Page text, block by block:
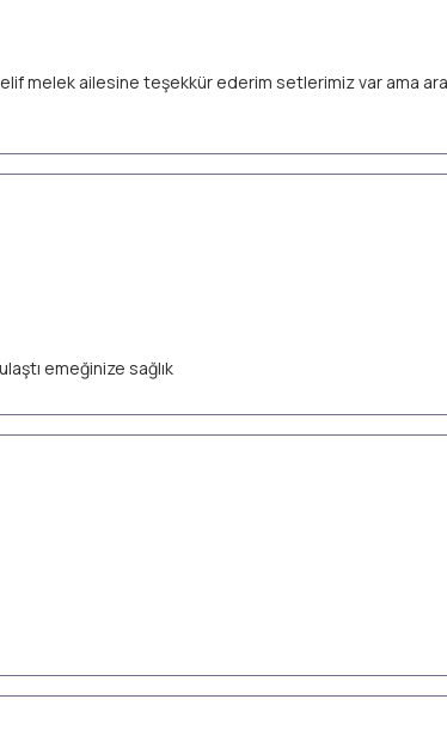
elif melek ailesine teşekkür ederim setlerimiz var ama
emeğinize sağlık